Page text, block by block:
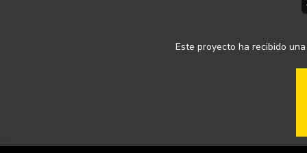
Este proyecto ha recibido